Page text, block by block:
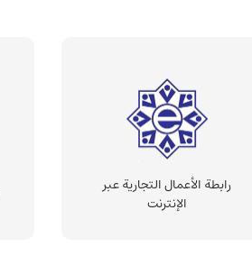
رابطة الأعمال التجارية عبر
الإنترنت